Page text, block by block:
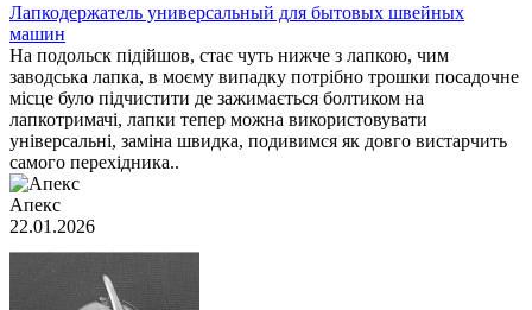
Лапкодержатель универсальный для бытовых швейных
машин
На подольск підійшов, стає чуть нижче з лапкою, чим
заводська лапка, в моєму випадку потрібно трошки посадочне
місце було підчистити де зажимається болтиком на
лапкотримачі, лапки тепер можна використовувати
універсальні, заміна швидка, подивимся як довго вистарчить
самого перехідника..
Апекс
22.01.2026